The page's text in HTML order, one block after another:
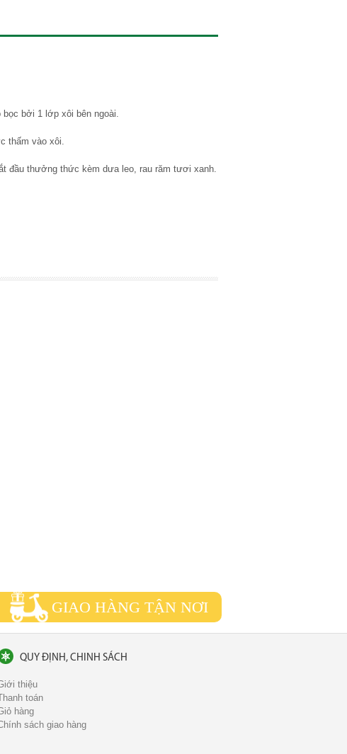
bởi 1 lớp xôi bên ngoài.
thấm vào xôi.
đầu thưởng thức kèm dưa leo, rau răm tươi xanh.
GIAO HÀNG TẬN NƠI
QUY ĐỊNH, CHINH SÁCH
thiệu
toán
hàng
sách giao hàng